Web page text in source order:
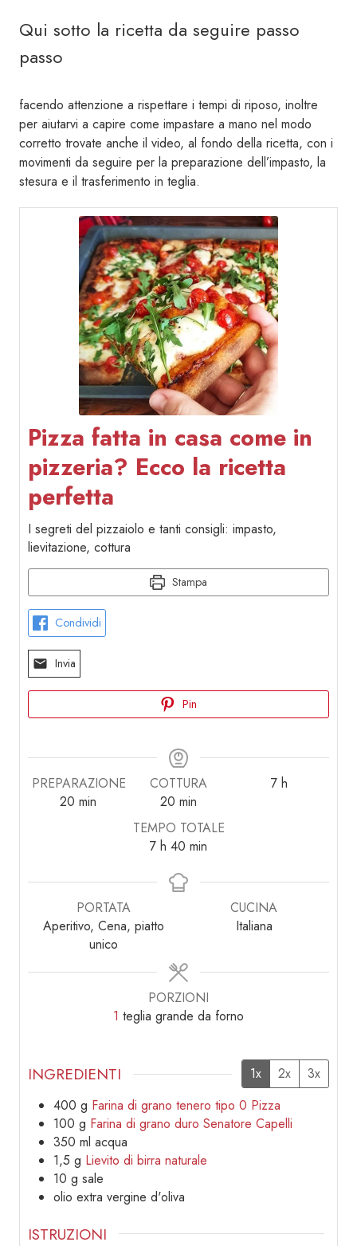
Qui sotto la ricetta da seguire passo
passo
facendo attenzione a rispettare i tempi di riposo, inoltre
per aiutarvi a capire come impastare a mano nel modo
corretto trovate anche il video, al fondo della ricetta, con i
movimenti da seguire per la preparazione dell’impasto, la
stesura e il trasferimento in teglia.
Pizza fatta in casa come in
pizzeria? Ecco la ricetta
perfetta
I segreti del pizzaiolo e tanti consigli: impasto,
lievitazione, cottura
Stampa
Condividi
Invia
Pin
PREPARAZIONE
20 minuti
min
COTTURA
20 minuti
min
7ore
h
TEMPO TOTALE
7ore
h 40 minuti
min
PORTATA
Aperitivo, Cena, piatto
unico
CUCINA
Italiana
PORZIONI
1 teglia grande da forno
INGREDIENTI 1x 2x
3x
400 g Farina di grano tenero tipo 0 Pizza
100 g Farina di grano duro Senatore Capelli
350 ml acqua
1,5 g Lievito di birra naturale
10 g sale
olio extra vergine d'oliva
ISTRUZIONI